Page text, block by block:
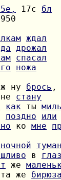
17с бл
ждал
дрожал
спасал
ножа
ж ну брось ,
не стану
как ты
поздно или
ко мне
ночной
туман
в
же
та же бирюза